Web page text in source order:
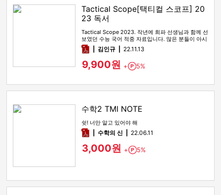
Tactical Scope[택티컬 스코프] 20
23 독서
Tactical Scope 2023. 작년에 희파 선생님과 함께 선
보였던 수능 국어 적중 자료입니다. 많은 분들이 아시
다시피…
pdf김인규 22.11.13
9,900원 + Point
5%
수학2 TMI NOTE
쉿! 너만 알고 있어야 해
pdf수학의 신 22.06.11
3,000원 + Point
5%